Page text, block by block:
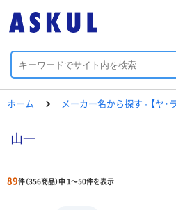
ホーム メーカー名から探す - 【ヤ・ラ
山一
89件（356商品）中 1～50件を表示